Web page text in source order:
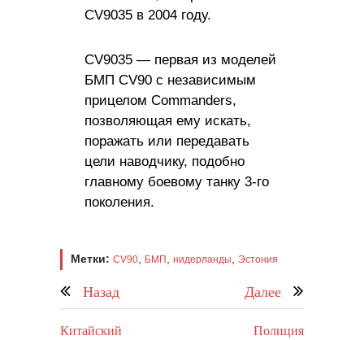
CV9035 в 2004 году.
CV9035 — первая из моделей
БМП CV90 с независимым
прицелом Commanders,
позволяющая ему искать,
поражать или передавать
цели наводчику, подобно
главному боевому танку 3-го
поколения.
Метки: CV90 БМП нидерланды Эстония
Назад Далее
Китайский
Полиция